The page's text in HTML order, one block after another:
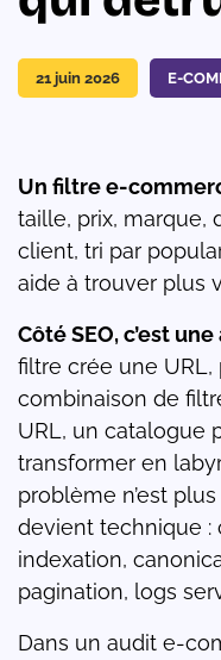
E-
21 juin 2026
Un filtre e-
taille, prix, marque,
client, tri par
aide à trouver plus
Côté SEO, c’est
filtre crée une
combinaison de
URL, un catalogue
transformer en
problème n’est
devient technique :
indexation,
pagination, logs
Dans un audit e-